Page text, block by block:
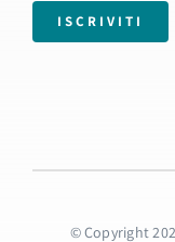
ISCRIVITI
© Copyright